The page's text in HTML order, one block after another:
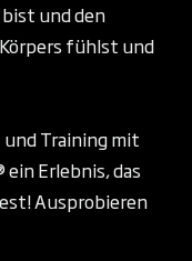
und den
fühlst und
Training mit
Erlebnis, das
Ausprobieren